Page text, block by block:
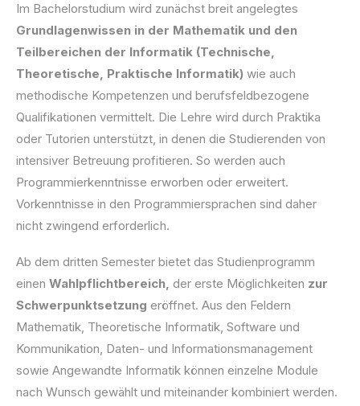
Im Bachelorstudium wird zunächst breit angelegtes
Grundlagenwissen in der Mathematik und den
Teilbereichen der Informatik (Technische,
Theoretische, Praktische Informatik) wie auch
methodische Kompetenzen und berufsfeldbezogene
Qualifikationen vermittelt. Die Lehre wird durch Praktika
oder Tutorien unterstützt, in denen die Studierenden von
intensiver Betreuung profitieren. So werden auch
Programmierkenntnisse erworben oder erweitert.
Vorkenntnisse in den Programmiersprachen sind daher
nicht zwingend erforderlich.
Ab dem dritten Semester bietet das Studienprogramm
einen Wahlpflichtbereich, der erste Möglichkeiten zur
Schwerpunktsetzung eröffnet. Aus den Feldern
Mathematik, Theoretische Informatik, Software und
Kommunikation, Daten- und Informationsmanagement
sowie Angewandte Informatik können einzelne Module
nach Wunsch gewählt und miteinander kombiniert werden.